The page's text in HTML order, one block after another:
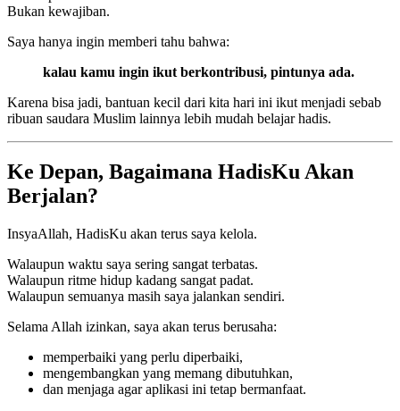
Bukan kewajiban.
Saya hanya ingin memberi tahu bahwa:
kalau kamu ingin ikut berkontribusi, pintunya ada.
Karena bisa jadi, bantuan kecil dari kita hari ini ikut menjadi sebab
ribuan saudara Muslim lainnya lebih mudah belajar hadis.
Ke Depan, Bagaimana HadisKu Akan
Berjalan?
InsyaAllah, HadisKu akan terus saya kelola.
Walaupun waktu saya sering sangat terbatas.
Walaupun ritme hidup kadang sangat padat.
Walaupun semuanya masih saya jalankan sendiri.
Selama Allah izinkan, saya akan terus berusaha:
memperbaiki yang perlu diperbaiki,
mengembangkan yang memang dibutuhkan,
dan menjaga agar aplikasi ini tetap bermanfaat.